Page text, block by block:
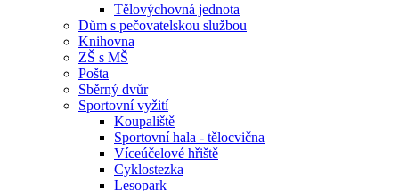
Tělovýchovná jednota
Dům s pečovatelskou službou
Knihovna
ZŠ s MŠ
Pošta
Sběrný dvůr
Sportovní vyžití
Koupaliště
Sportovní hala - tělocvična
Víceúčelové hřiště
Cyklostezka
Lesopark